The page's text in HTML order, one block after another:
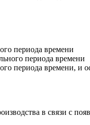
периода времени
периода времени
периода времени,
в связи с